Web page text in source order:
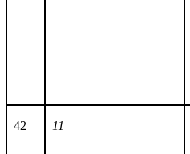
42 11